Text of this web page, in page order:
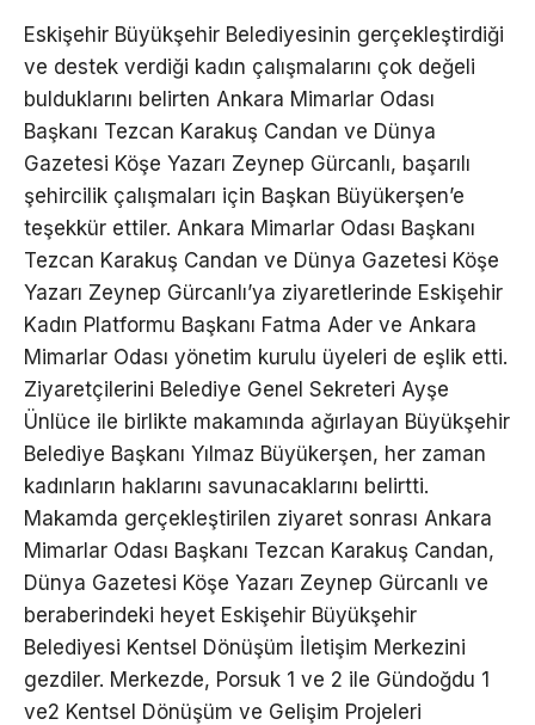
Eskişehir Büyükşehir Belediyesinin gerçekleştirdiği
ve destek verdiği kadın çalışmalarını çok değeli
bulduklarını belirten Ankara Mimarlar Odası
Başkanı Tezcan Karakuş Candan ve Dünya
Gazetesi Köşe Yazarı Zeynep Gürcanlı, başarılı
şehircilik çalışmaları için Başkan Büyükerşen’e
teşekkür ettiler. Ankara Mimarlar Odası Başkanı
Tezcan Karakuş Candan ve Dünya Gazetesi Köşe
Yazarı Zeynep Gürcanlı’ya ziyaretlerinde Eskişehir
Kadın Platformu Başkanı Fatma Ader ve Ankara
Mimarlar Odası yönetim kurulu üyeleri de eşlik etti.
Ziyaretçilerini Belediye Genel Sekreteri Ayşe
Ünlüce ile birlikte makamında ağırlayan Büyükşehir
Belediye Başkanı Yılmaz Büyükerşen, her zaman
kadınların haklarını savunacaklarını belirtti.
Makamda gerçekleştirilen ziyaret sonrası Ankara
Mimarlar Odası Başkanı Tezcan Karakuş Candan,
Dünya Gazetesi Köşe Yazarı Zeynep Gürcanlı ve
beraberindeki heyet Eskişehir Büyükşehir
Belediyesi Kentsel Dönüşüm İletişim Merkezini
gezdiler. Merkezde, Porsuk 1 ve 2 ile Gündoğdu 1
ve2 Kentsel Dönüşüm ve Gelişim Projeleri